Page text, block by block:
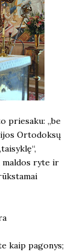
priesaku: „be
Ortodoksų
maldos ryte ir
kaip pagonys;